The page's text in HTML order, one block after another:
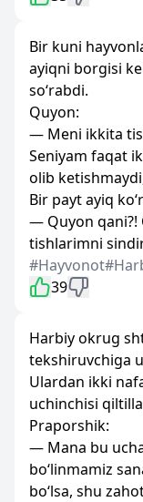
Bir kuni
ayiqni borgisi
so‘rabdi.
Quyon:
— Meni ikkita
Seniyam faqat
olib
Bir payt ayiq
— Quyon qani?!
tishlarimni
#Hayvonot
39
Harbiy okrug
tekshiruvchiga
Ulardan ikki
uchinchisi
Praporshik:
— Mana bu
bo‘linmamiz
bo‘lsa, shu